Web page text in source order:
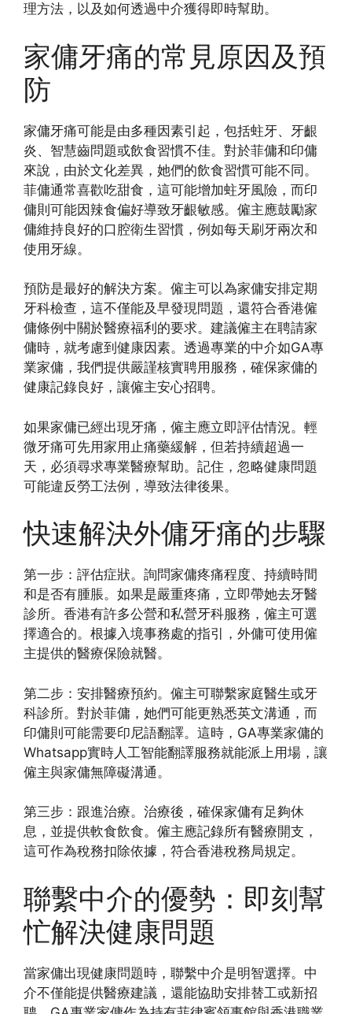
理方法，以及如何透過中介獲得即時幫助。
家傭牙痛的常見原因及預
防
家傭牙痛可能是由多種因素引起，包括蛀牙、牙齦
炎、智慧齒問題或飲食習慣不佳。對於菲傭和印傭
來說，由於文化差異，她們的飲食習慣可能不同。
菲傭通常喜歡吃甜食，這可能增加蛀牙風險，而印
傭則可能因辣食偏好導致牙齦敏感。僱主應鼓勵家
傭維持良好的口腔衛生習慣，例如每天刷牙兩次和
使用牙線。
預防是最好的解決方案。僱主可以為家傭安排定期
牙科檢查，這不僅能及早發現問題，還符合香港僱
傭條例中關於醫療福利的要求。建議僱主在聘請家
傭時，就考慮到健康因素。透過專業的中介如GA專
業家傭，我們提供嚴謹核實聘用服務，確保家傭的
健康記錄良好，讓僱主安心招聘。
如果家傭已經出現牙痛，僱主應立即評估情況。輕
微牙痛可先用家用止痛藥緩解，但若持續超過一
天，必須尋求專業醫療幫助。記住，忽略健康問題
可能違反勞工法例，導致法律後果。
快速解決外傭牙痛的步驟
第一步：評估症狀。詢問家傭疼痛程度、持續時間
和是否有腫脹。如果是嚴重疼痛，立即帶她去牙醫
診所。香港有許多公營和私營牙科服務，僱主可選
擇適合的。根據入境事務處的指引，外傭可使用僱
主提供的醫療保險就醫。
第二步：安排醫療預約。僱主可聯繫家庭醫生或牙
科診所。對於菲傭，她們可能更熟悉英文溝通，而
印傭則可能需要印尼語翻譯。這時，GA專業家傭的
Whatsapp實時人工智能翻譯服務就能派上用場，讓
僱主與家傭無障礙溝通。
第三步：跟進治療。治療後，確保家傭有足夠休
息，並提供軟食飲食。僱主應記錄所有醫療開支，
這可作為稅務扣除依據，符合香港稅務局規定。
聯繫中介的優勢：即刻幫
忙解決健康問題
當家傭出現健康問題時，聯繫中介是明智選擇。中
介不僅能提供醫療建議，還能協助安排替工或新招